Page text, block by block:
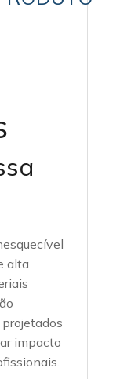
alta
impacto